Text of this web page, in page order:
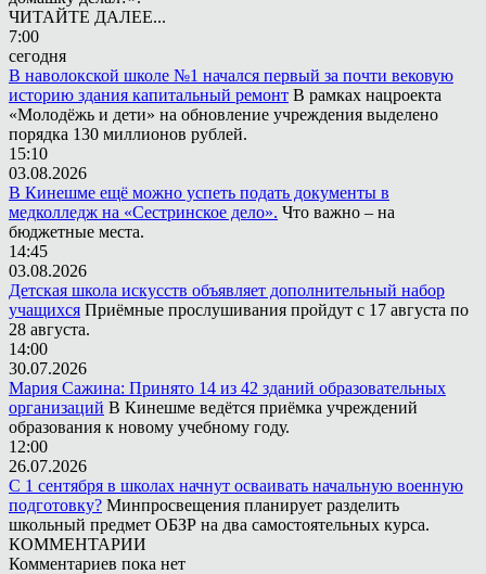
ЧИТАЙТЕ ДАЛЕЕ...
7:00
сегодня
В наволокской школе №1 начался первый за почти вековую
историю здания капитальный ремонт В рамках нацроекта
«Молодёжь и дети» на обновление учреждения выделено
порядка 130 миллионов рублей.
15:10
03.08.2026
В Кинешме ещё можно успеть подать документы в
медколледж на «Сестринское дело». Что важно – на
бюджетные места.
14:45
03.08.2026
Детская школа искусств объявляет дополнительный набор
учащихся Приёмные прослушивания пройдут с 17 августа по
28 августа.
14:00
30.07.2026
Мария Сажина: Принято 14 из 42 зданий образовательных
организаций В Кинешме ведётся приёмка учреждений
образования к новому учебному году.
12:00
26.07.2026
С 1 сентября в школах начнут осваивать начальную военную
подготовку? Минпросвещения планирует разделить
школьный предмет ОБЗР на два самостоятельных курса.
КОММЕНТАРИИ
Комментариев пока нет